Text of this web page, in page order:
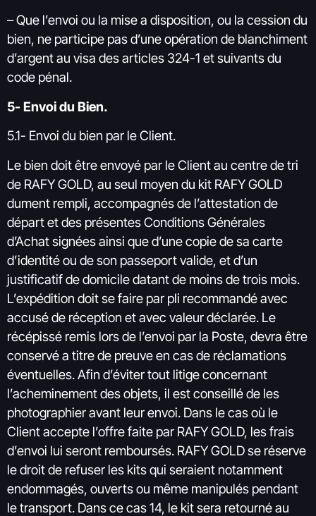
– Que l’envoi ou la mise a disposition, ou la cession du
bien, ne participe pas d’une opération de blanchiment
d’argent au visa des articles 324-1 et suivants du
code pénal.
5- Envoi du Bien.
5.1- Envoi du bien par le Client.
Le bien doit être envoyé par le Client au centre de tri
de RAFY GOLD, au seul moyen du kit RAFY GOLD
dument rempli, accompagnés de l’attestation de
départ et des présentes Conditions Générales
d’Achat signées ainsi que d’une copie de sa carte
d’identité ou de son passeport valide, et d’un
justificatif de domicile datant de moins de trois mois.
L’expédition doit se faire par pli recommandé avec
accusé de réception et avec valeur déclarée. Le
récépissé remis lors de l’envoi par la Poste, devra être
conservé a titre de preuve en cas de réclamations
éventuelles. Afin d’éviter tout litige concernant
l’acheminement des objets, il est conseillé de les
photographier avant leur envoi. Dans le cas où le
Client accepte l’offre faite par RAFY GOLD, les frais
d’envoi lui seront remboursés. RAFY GOLD se réserve
le droit de refuser les kits qui seraient notamment
endommagés, ouverts ou même manipulés pendant
le transport. Dans ce cas 14, le kit sera retourné au